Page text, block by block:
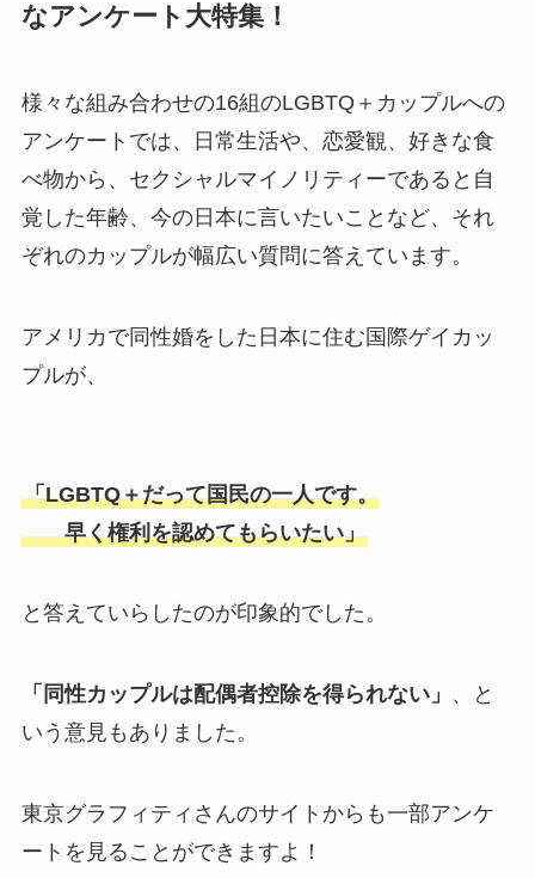
なアンケート大特集！
様々な組み合わせの16組のLGBTQ＋カップルへの
アンケートでは、日常生活や、恋愛観、好きな食
べ物から、セクシャルマイノリティーであると自
覚した年齢、今の日本に言いたいことなど、それ
ぞれのカップルが幅広い質問に答えています。
アメリカで同性婚をした日本に住む国際ゲイカッ
プルが、
「LGBTQ＋だって国民の一人です。
早く権利を認めてもらいたい」
と答えていらしたのが印象的でした。
「同性カップルは配偶者控除を得られない」 、と
いう意見もありました。
東京グラフィティさんのサイトからも一部アンケ
ートを見ることができますよ！